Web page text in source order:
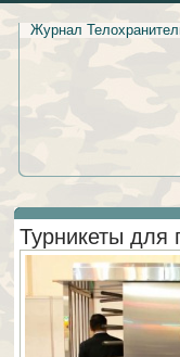
Журнал
Турникеты для